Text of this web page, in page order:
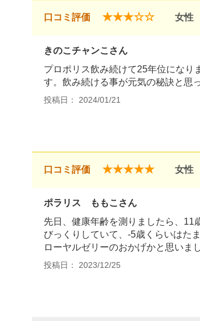
口コミ評価 ★★★☆☆ 女性
きのこチャンこさん
プロポリス飲み続けて25年位になり
す。飲み続ける事が元気の秘訣と思
投稿日： 2024/01/21
口コミ評価 ★★★★★ 女性
ポラリス ももこさん
先日、健康年齢を測りましたら、11
びっくりしていて、-5歳くらいはた
ローヤルゼリーのおかげかと思いまし
投稿日： 2023/12/25